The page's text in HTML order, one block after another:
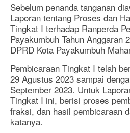
Sebelum penanda tanganan
Laporan tentang Proses dan
Tingkat I terhadap Ranperda
Payakumbuh Tahun Anggaran
DPRD Kota Payakumbuh
Pembicaraan Tingkat I telah
29 Agustus 2023 sampai
September 2023. Untuk
Tingkat I ini, berisi proses
fraksi, dan hasil pembicaraan
katanya.